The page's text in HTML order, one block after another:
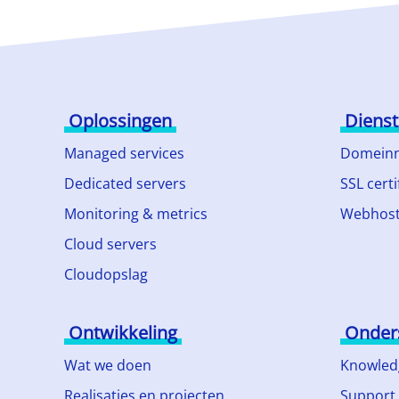
Oplossingen
Managed services
Dedicated servers
Monitoring & metrics
Cloud servers
Cloudopslag
SSL
Ontwikkeling
Wat we doen